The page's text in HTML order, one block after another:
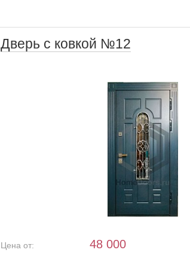
Дверь с ковкой №12
Цена от: 48 000